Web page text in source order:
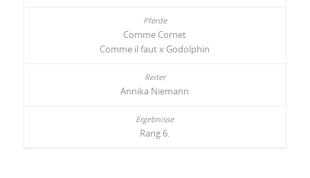
Comme Cornet
Comme il faut x Godolphin
Annika Niemann
Rang 6.